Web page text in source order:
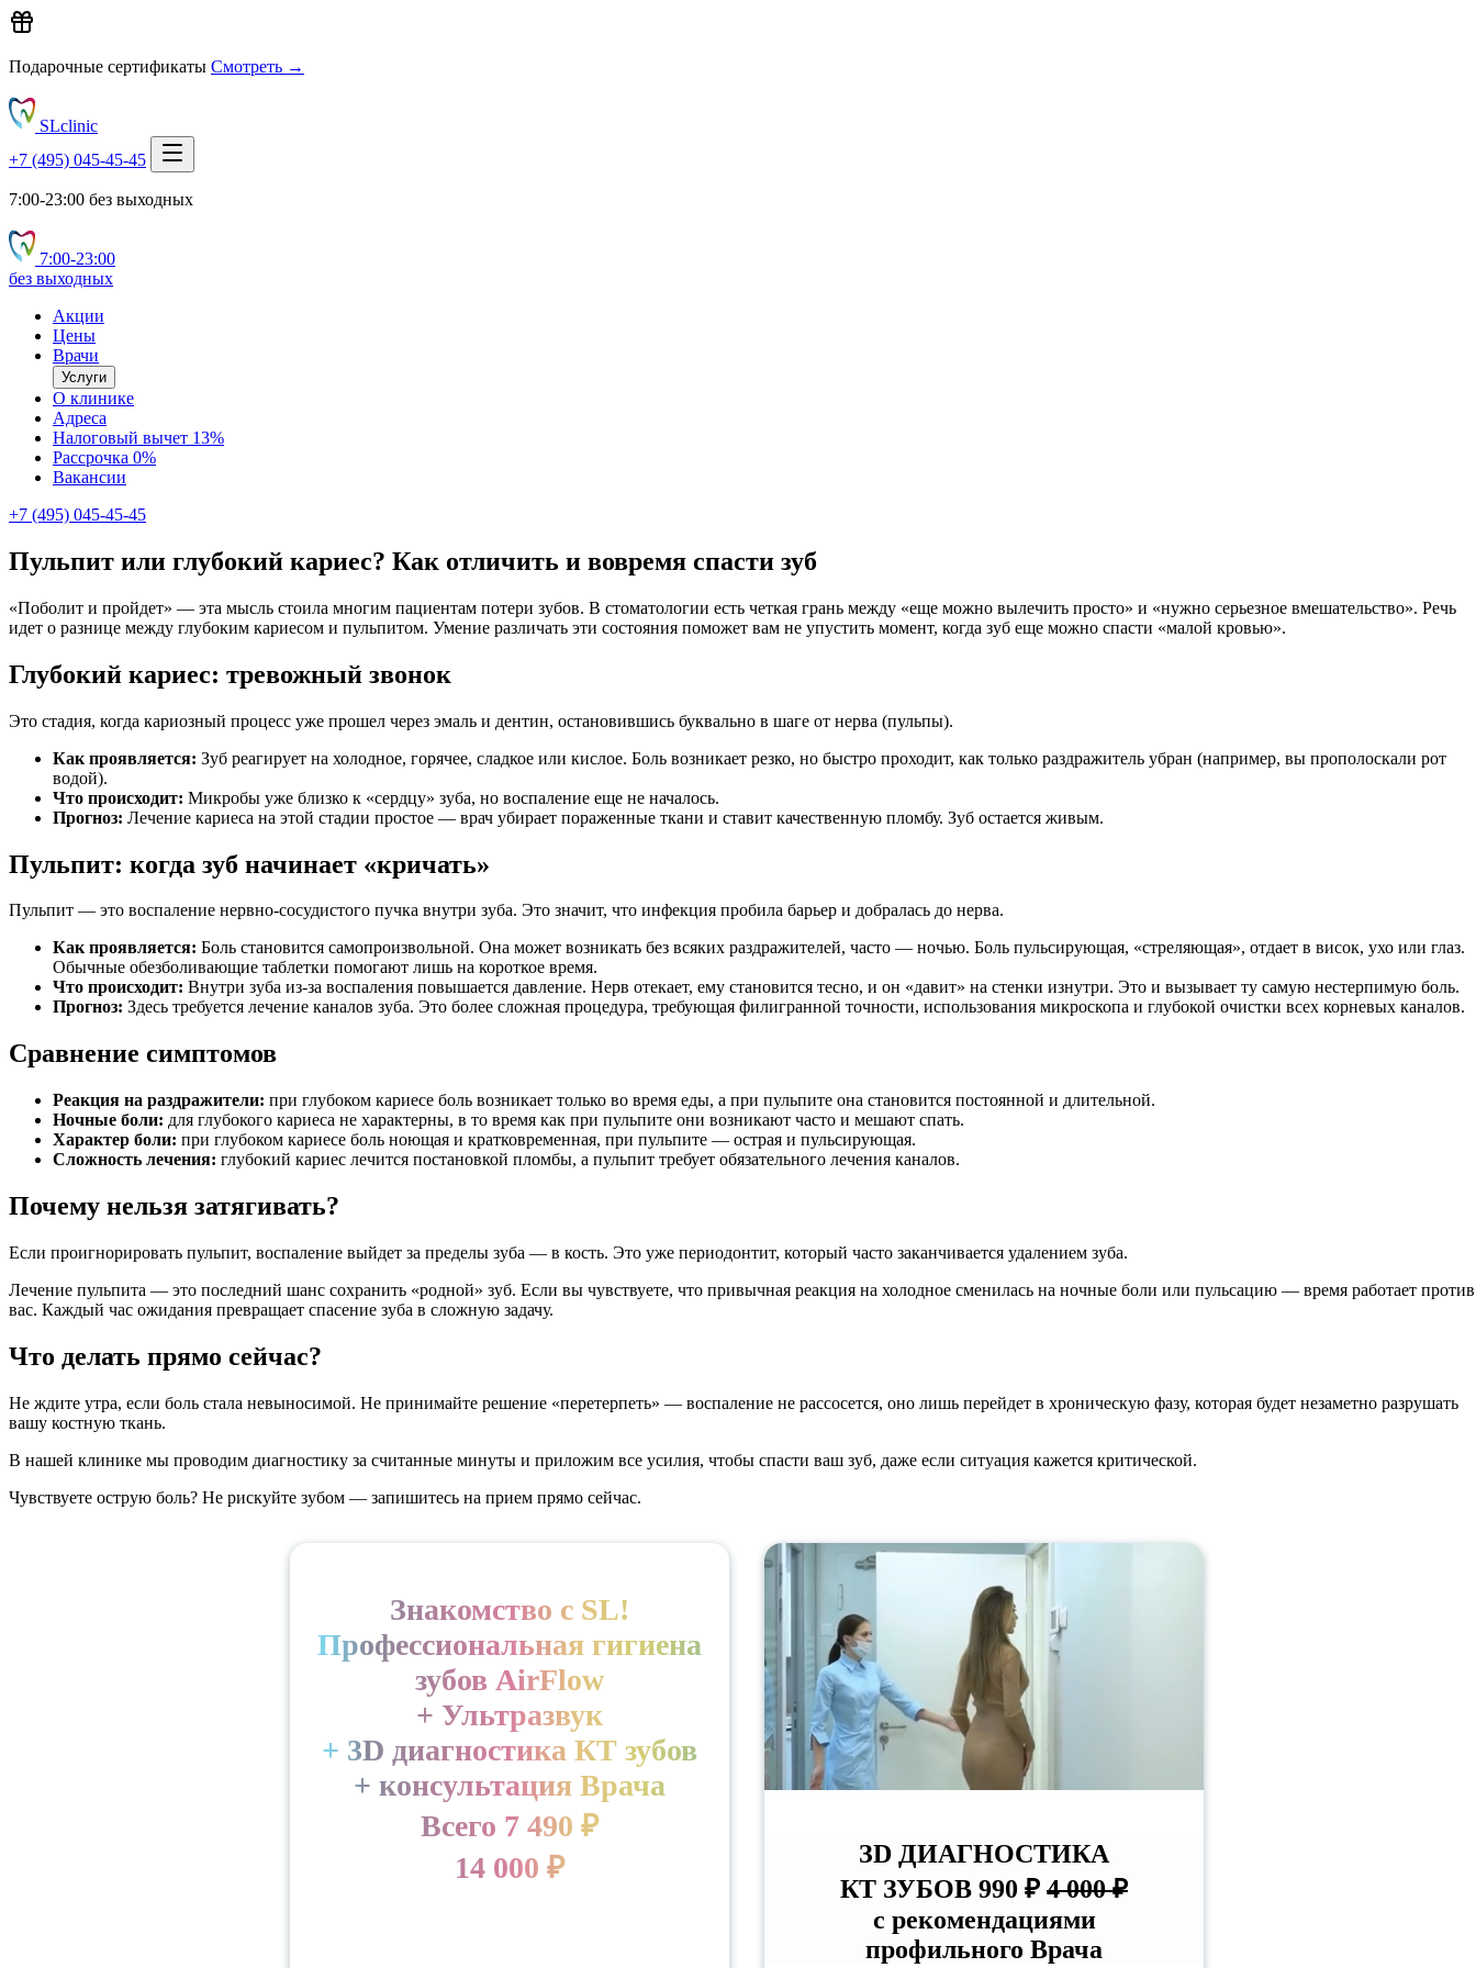
Подарочные сертификаты Смотреть →
SLclinic
+7 (495) 045-45-45
7:00-23:00 без выходных
7:00‑23:00
без выходных
Акции
Цены
Врачи
Услуги
О клинике
Адреса
Налоговый вычет 13%
Рассрочка 0%
Вакансии
+7 (495) 045-45-45
Пульпит или глубокий кариес? Как отличить и вовремя спасти зуб
«Поболит и пройдет» — эта мысль стоила многим пациентам потери зубов. В стоматологии есть четкая грань между «еще можно вылечить просто» и «нужно серьезное вмешательство». Речь
идет о разнице между глубоким кариесом и пульпитом. Умение различать эти состояния поможет вам не упустить момент, когда зуб еще можно спасти «малой кровью».
Глубокий кариес: тревожный звонок
Это стадия, когда кариозный процесс уже прошел через эмаль и дентин, остановившись буквально в шаге от нерва (пульпы).
Как проявляется: Зуб реагирует на холодное, горячее, сладкое или кислое. Боль возникает резко, но быстро проходит, как только раздражитель убран (например, вы прополоскали рот
водой).
Что происходит: Микробы уже близко к «сердцу» зуба, но воспаление еще не началось.
Прогноз: Лечение кариеса на этой стадии простое — врач убирает пораженные ткани и ставит качественную пломбу. Зуб остается живым.
Пульпит: когда зуб начинает «кричать»
Пульпит — это воспаление нервно-сосудистого пучка внутри зуба. Это значит, что инфекция пробила барьер и добралась до нерва.
Как проявляется: Боль становится самопроизвольной. Она может возникать без всяких раздражителей, часто — ночью. Боль пульсирующая, «стреляющая», отдает в висок, ухо или глаз.
Обычные обезболивающие таблетки помогают лишь на короткое время.
Что происходит: Внутри зуба из-за воспаления повышается давление. Нерв отекает, ему становится тесно, и он «давит» на стенки изнутри. Это и вызывает ту самую нестерпимую боль.
Прогноз: Здесь требуется лечение каналов зуба. Это более сложная процедура, требующая филигранной точности, использования микроскопа и глубокой очистки всех корневых каналов.
Сравнение симптомов
Реакция на раздражители: при глубоком кариесе боль возникает только во время еды, а при пульпите она становится постоянной и длительной.
Ночные боли: для глубокого кариеса не характерны, в то время как при пульпите они возникают часто и мешают спать.
Характер боли: при глубоком кариесе боль ноющая и кратковременная, при пульпите — острая и пульсирующая.
Сложность лечения: глубокий кариес лечится постановкой пломбы, а пульпит требует обязательного лечения каналов.
Почему нельзя затягивать?
Если проигнорировать пульпит, воспаление выйдет за пределы зуба — в кость. Это уже периодонтит, который часто заканчивается удалением зуба.
Лечение пульпита — это последний шанс сохранить «родной» зуб. Если вы чувствуете, что привычная реакция на холодное сменилась на ночные боли или пульсацию — время работает против
вас. Каждый час ожидания превращает спасение зуба в сложную задачу.
Что делать прямо сейчас?
Не ждите утра, если боль стала невыносимой. Не принимайте решение «перетерпеть» — воспаление не рассосется, оно лишь перейдет в хроническую фазу, которая будет незаметно разрушать
вашу костную ткань.
В нашей клинике мы проводим диагностику за считанные минуты и приложим все усилия, чтобы спасти ваш зуб, даже если ситуация кажется критической.
Чувствуете острую боль? Не рискуйте зубом — запишитесь на прием прямо сейчас.
Знакомство с SL!
Профессиональная гигиена
зубов AirFlow
+ Ультразвук
+ 3D диагностика КТ зубов
+ консультация Врача
Всего 7 490 ₽
14 000 ₽
ЗD ДИАГНОСТИКА
КТ ЗУБОВ 990 ₽ 4 000 ₽
с рекомендациями
профильного Врача